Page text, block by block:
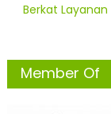
Berkat
Member Of